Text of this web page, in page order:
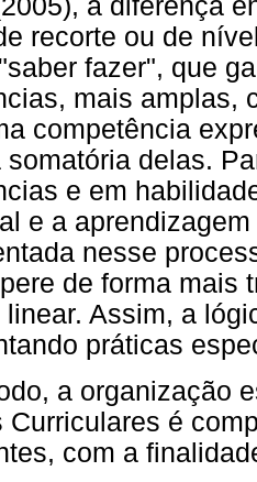
a diferença
recorte ou de
fazer", que
mais amplas,
competência
somatória delas.
e em
e a
nesse
de forma mais
linear. Assim, a
práticas
a organização
Curriculares é
com a